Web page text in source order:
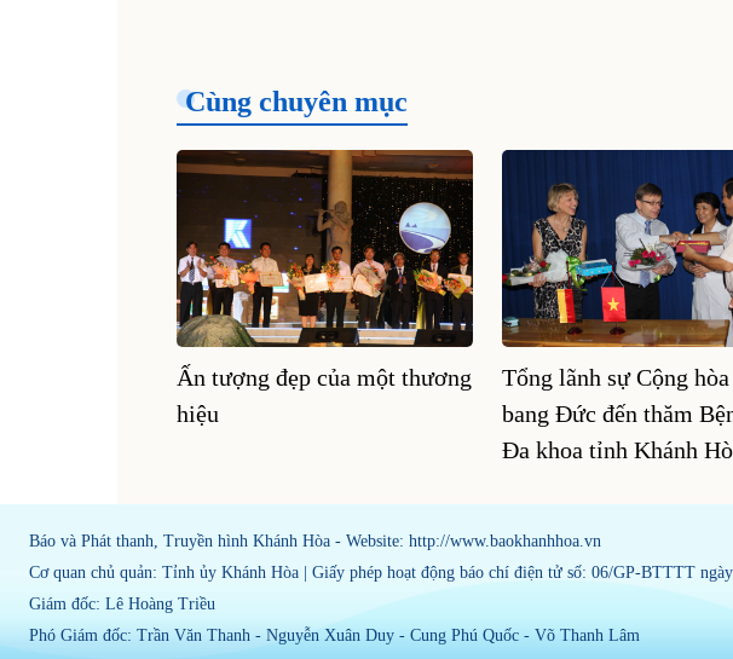
Cùng chuyên mục
Ấn tượng đẹp của một thương
hiệu
Tổng lãnh sự Cộng
bang Đức đến thăm
Đa khoa tỉnh Khánh
Báo và Phát thanh, Truyền hình Khánh Hòa - Website: http://www.baokhanhhoa.vn
Cơ quan chủ quản: Tỉnh ủy Khánh Hòa | Giấy phép hoạt động báo chí điện tử số: 06/GP-BTTTT
Giám đốc: Lê Hoàng Triều
Phó Giám đốc: Trần Văn Thanh - Nguyễn Xuân Duy - Cung Phú Quốc - Võ Thanh Lâm